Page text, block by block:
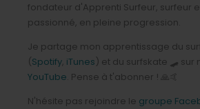
fondateur d'Apprenti Surfeur, surfeur
passionné, en pleine progression.
Je partage mon apprentissage du
(Spotify iTunes) et du surfskate 🛹 sur
YouTube . Pense à t'abonner ! 🙏🤙
N'hésite pas rejoindre le groupe